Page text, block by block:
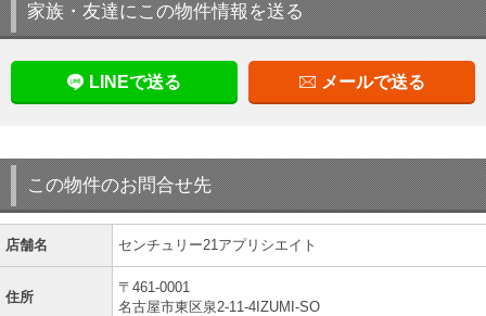
家族・友達にこの物件情報を送る
LINEで送る メールで送る
この物件のお問合せ先
店舗名 センチュリー21アプリシエイト
住所
〒461-0001
名古屋市東区泉2-11-4IZUMI-SO